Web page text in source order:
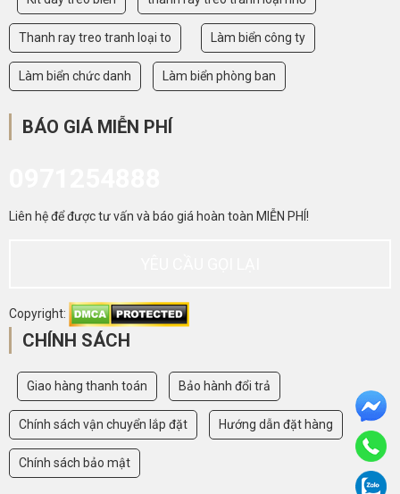
Thanh ray treo tranh loại to Làm biển công ty
Làm biển chức danh Làm biển phòng ban
BÁO GIÁ MIỄN PHÍ
Liên hệ để được tư vấn và báo giá hoàn toàn MIỄN PHÍ!
Copyright:
CHÍNH SÁCH
Giao hàng thanh toán Bảo hành đổi trả
Chính sách vận chuyển lắp đặt Hướng dẫn đặt hàng
Chính sách bảo mật